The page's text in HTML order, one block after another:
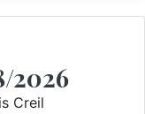
2026
Creil